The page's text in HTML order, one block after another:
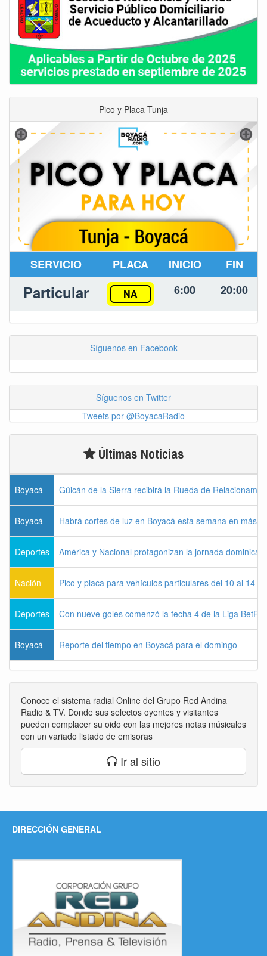
Pico y Placa Tunja
SERVICIO PLACA INICIO FIN
Particular NA 6:00 20:00
Síguenos en Facebook
Síguenos en Twitter
Tweets por @BoyacaRadio
Últimas Noticias
Boyacá Güicán de la Sierra recibirá la Rueda de
Boyacá Habrá cortes de luz en Boyacá esta semana en más
Deportes América y Nacional protagonizan la jornada dominical
Nación Pico y placa para vehículos particulares del 10 al 14
Deportes Con nueve goles comenzó la fecha 4 de la Liga
Boyacá Reporte del tiempo en Boyacá para el domingo
Conoce el sistema radial Online del Grupo Red Andina
Radio & TV. Donde sus selectos oyentes y visitantes
pueden complacer su oido con las mejores notas músicales
con un variado listado de emisoras
Ir al sitio
DIRECCIÓN GENERAL